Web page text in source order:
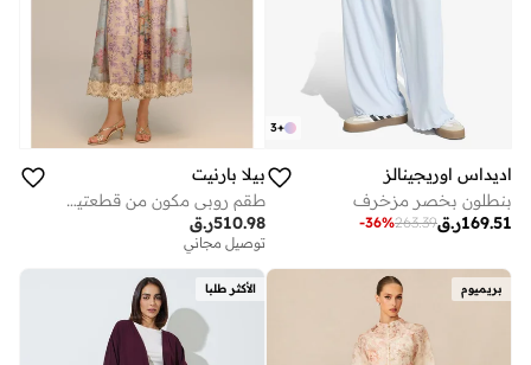
+
3
اديداس اوريجينالز
بنطلون بخصر مزخرف
ر.ق169.51
263.39
-36%
بيلا بارنيت
طقم روبي مكون من قطعتين من بلوزة وتنورة دانتيل مطبوعة بالورود بأكمام طويلة
ر.ق510.98
توصيل مجاني
بريميوم الأكثر طلبا